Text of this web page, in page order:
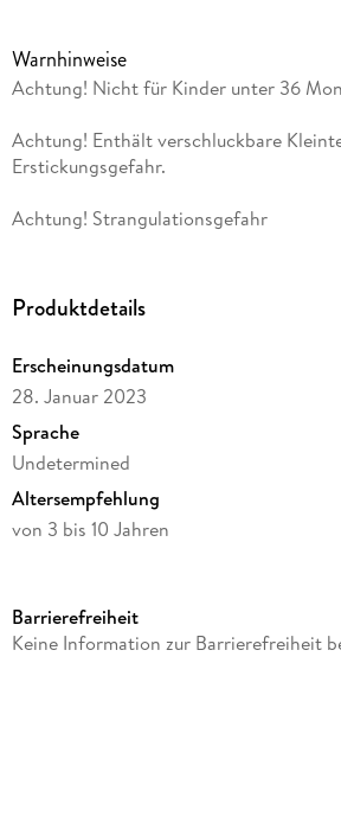
Warnhinweise
Achtung! Nicht für Kinder unter 36
Achtung! Enthält verschluckbare
Erstickungsgefahr.
Achtung! Strangulationsgefahr
Produktdetails
Erscheinungsdatum
28. Januar 2023
Sprache
Undetermined
Altersempfehlung
von 3 bis 10 Jahren
Verlag/Hersteller
Barrierefreiheit
Keine Information zur Barrierefreiheit